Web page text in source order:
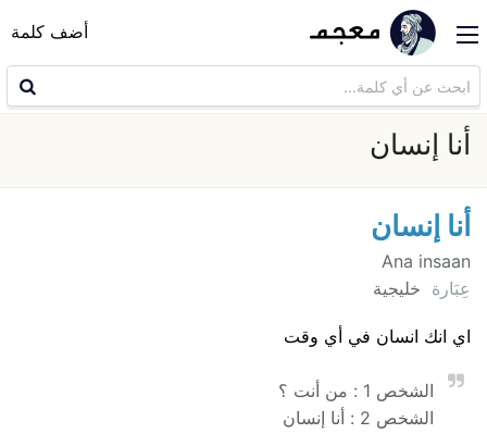
أضف كلمة
أنا إنسان
أنا إنسان
Ana insaan
عِبَارة خليجية
اي انك انسان في أي وقت
الشخص 1 : من أنت ؟
الشخص 2 : أنا إنسان